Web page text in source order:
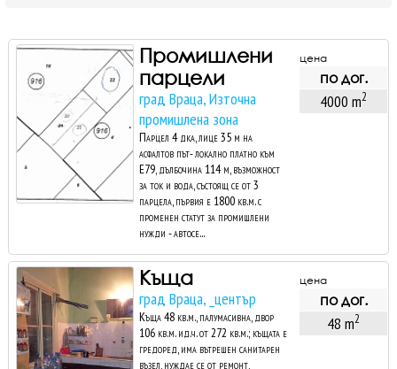
Промишлени
парцели
град Враца, Източна
промишлена зона
Парцел 4 дка, лице 35 м на
асфалтов път- локално платно към
Е79, дълбочина 114 м, възможност
за ток и вода, състоящ се от 3
парцела, първия е 1800 кв.м. с
променен статут за промишлени
нужди - автосе...
цена
по дог.
4000 m2
Къща
град Враца, _център
Къща 48 кв.м., палумасивна, двор
106 кв.м. ид.ч. от 272 кв.м.; къщата е
гредоред, има вътрешен санитарен
възел, нуждае се от ремонт,
цена
по дог.
48 m2